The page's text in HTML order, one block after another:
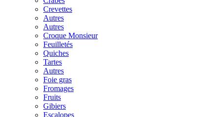
Crevettes
Autres
Autres
Croque Monsieur
Feuilletés
Quiches
Tartes
Autres
Foie gras
Fromages
Fruits
Gibiers
Escalopes